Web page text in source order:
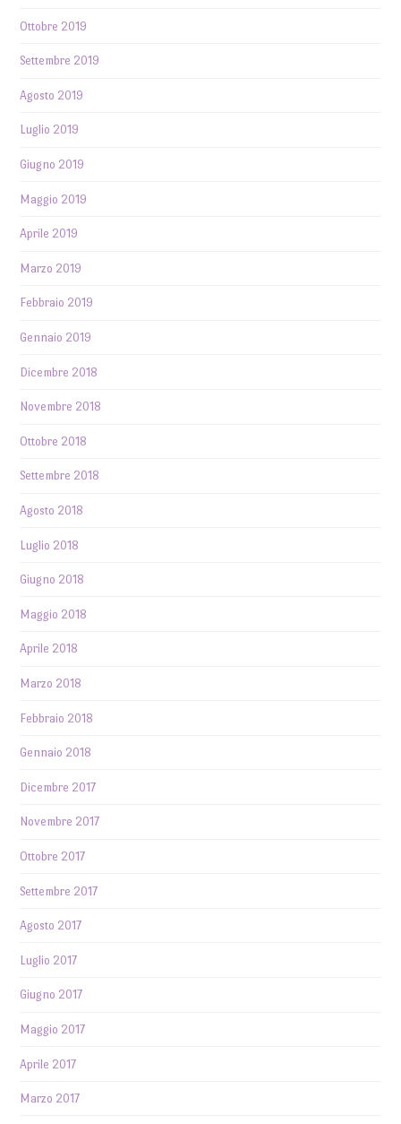
Ottobre 2019
Settembre 2019
Agosto 2019
Luglio 2019
Giugno 2019
Maggio 2019
Aprile 2019
Marzo 2019
Febbraio 2019
Gennaio 2019
Dicembre 2018
Novembre 2018
Ottobre 2018
Settembre 2018
Agosto 2018
Luglio 2018
Giugno 2018
Maggio 2018
Aprile 2018
Marzo 2018
Febbraio 2018
Gennaio 2018
Dicembre 2017
Novembre 2017
Ottobre 2017
Settembre 2017
Agosto 2017
Luglio 2017
Giugno 2017
Maggio 2017
Aprile 2017
Marzo 2017